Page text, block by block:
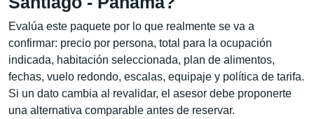
Evalúa este paquete por lo que realmente se va a
confirmar: precio por persona, total para la ocupación
indicada, habitación seleccionada, plan de alimentos,
fechas, vuelo redondo, escalas, equipaje y política de tarifa.
Si un dato cambia al revalidar, el asesor debe proponerte
una alternativa comparable antes de reservar.